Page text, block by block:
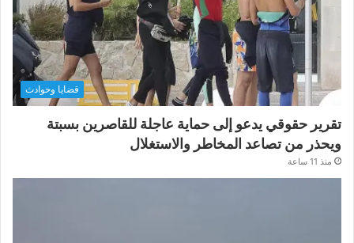
قضايا وحوادث
تقرير حقوقي يدعو إلى حماية عاجلة للقاصرين بسبتة
ويحذر من تصاعد المخاطر والاستغلال
منذ 11 ساعة